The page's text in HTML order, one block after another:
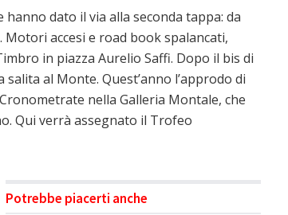
dato il via alla seconda tappa: da
accesi e road book spalancati,
in piazza Aurelio Saffi. Dopo il bis di
al Monte. Quest’anno l’approdo di
nella Galleria Montale, che
Qui verrà assegnato il Trofeo
Potrebbe piacerti anche